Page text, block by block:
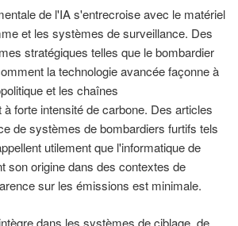
de l'IA s'entrecroise avec le matériel
et les systèmes de surveillance. Des
stratégiques telles que le bombardier
la technologie avancée façonne à
et les chaînes
forte intensité de carbone. Des articles
de systèmes de bombardiers furtifs tels
utilement que l'informatique de
son origine dans des contextes de
sur les émissions est minimale.
dans les systèmes de ciblage, de